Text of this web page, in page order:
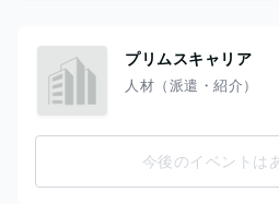
プリムスキャリア
人材（派遣・紹介）
今後のイベントは